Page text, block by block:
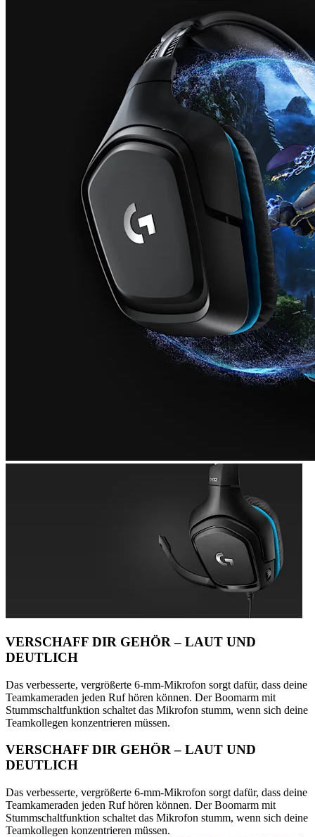
VERSCHAFF DIR GEHÖR – LAUT UND
DEUTLICH
Das verbesserte, vergrößerte 6-mm-Mikrofon sorgt dafür, dass deine
Teamkameraden jeden Ruf hören können. Der Boomarm mit
Stummschaltfunktion schaltet das Mikrofon stumm, wenn sich deine
Teamkollegen konzentrieren müssen.
VERSCHAFF DIR GEHÖR – LAUT UND
DEUTLICH
Das verbesserte, vergrößerte 6-mm-Mikrofon sorgt dafür, dass deine
Teamkameraden jeden Ruf hören können. Der Boomarm mit
Stummschaltfunktion schaltet das Mikrofon stumm, wenn sich deine
Teamkollegen konzentrieren müssen.